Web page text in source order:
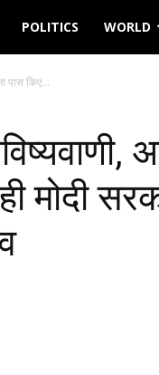
POLITICS WORLD
पास किए...
मोदी